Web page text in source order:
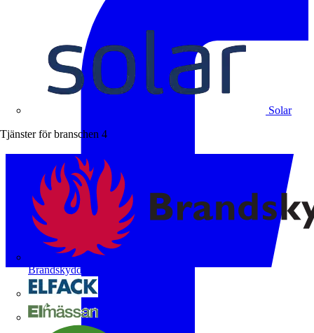
Solar
Tjänster för branschen 4
Brandskyddsföreningen